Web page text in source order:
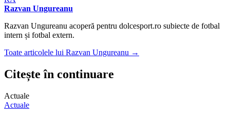
Razvan Ungureanu
Razvan Ungureanu acoperă pentru dolcesport.ro subiecte de fotbal
intern și fotbal extern.
Toate articolele lui Razvan Ungureanu →
Citește în continuare
Actuale
Actuale